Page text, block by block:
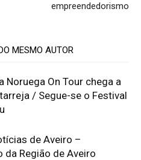
empreendedorismo
MESMO AUTOR
Noruega On Tour chega a
/ Segue-se o Festival
de Aveiro –
da Região de Aveiro